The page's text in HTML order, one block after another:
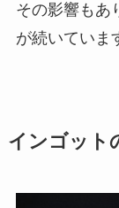
その影響もあ
が続いていま
インゴット